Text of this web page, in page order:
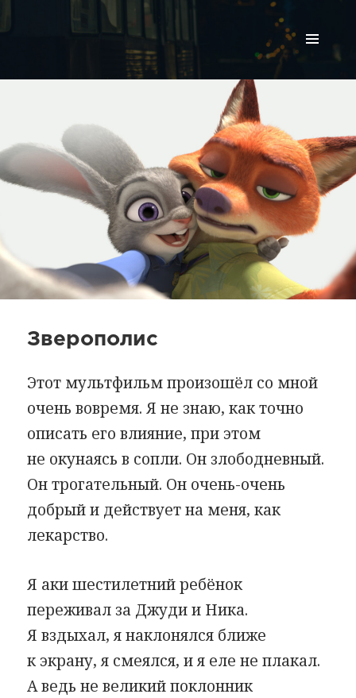
Зверополис
Этот мультфильм произошёл со мной
очень вовремя. Я не знаю, как точно
описать его влияние, при этом
не окунаясь в сопли. Он злободневный.
Он трогательный. Он очень-очень
добрый и действует на меня, как
лекарство.
Я аки шестилетний ребёнок
переживал за Джуди и Ника.
Я вздыхал, я наклонялся ближе
к экрану, я смеялся, и я еле не плакал.
А ведь не великий поклонник